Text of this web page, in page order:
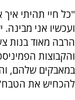
"כל חיי תהיתי
ועכשיו אני
הרבה מאוד בנות
והקבוצות
במאבקים שלהם,
להכחיש את